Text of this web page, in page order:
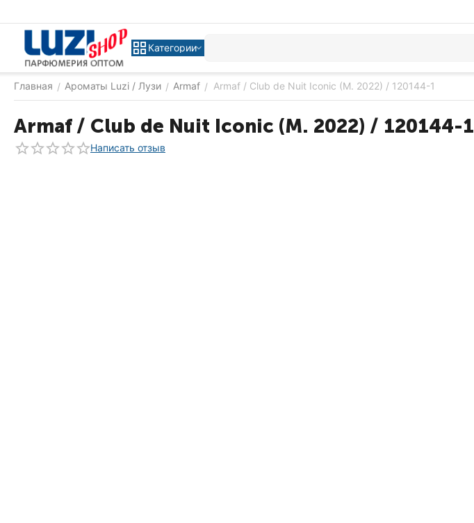
Категории
Главная / Ароматы Luzi / Лузи / Armaf / Armaf / Club de Nuit Iconic (M. 2022) / 120144-1
Armaf / Club de Nuit Iconic (M. 2022) / 120144-1
Написать отзыв